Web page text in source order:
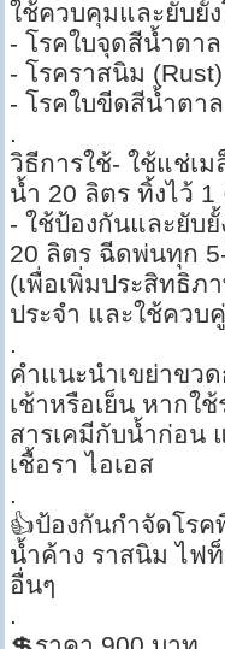
ใช้ควบคุมและยับยั้
- โรคใบจุดสีน้ำตาล
- โรคราสนิม (Rust)
- โรคใบขีดสีน้ำตา
.
วิธีการใช้- ใช้แช่เ
น้ำ 20 ลิตร ทิ้งไว้ 1
- ใช้ป้องกันและยับ
20 ลิตร ฉีดพ่นทุก
(เพื่อเพิ่มประสิทธิภ
ประจำ และใช้ควบ
.
คำแนะนำเขย่าขว
เช้าหรือเย็น หากใ
สารเคมีกับน้ำก่อน
เชื้อรา ไอเอส
.
👍ป้องกันกำจัดโรค
น้ำค้าง ราสนิม ไฟ
อื่นๆ
.